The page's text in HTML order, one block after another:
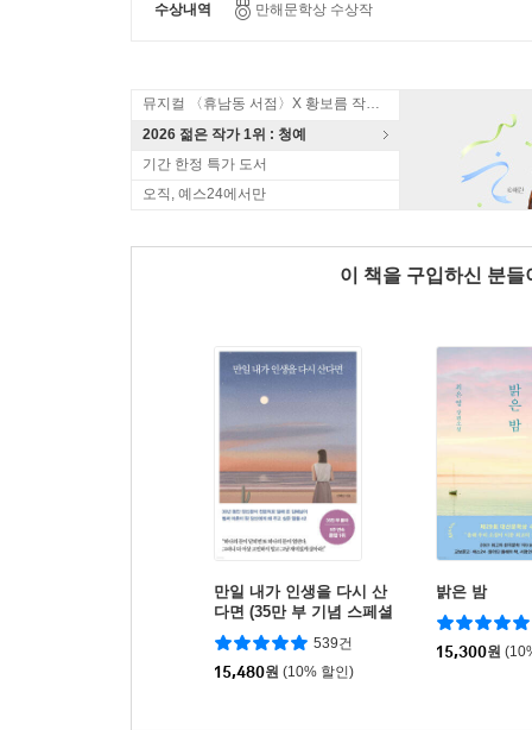
수상내역 만해문학상 수상작
뮤지컬 〈휴남동 서점〉X 황보름 작가 북토크
2026 젊은 작가 1위 : 청예
기간 한정 특가 도서
오직, 예스24에서만
이 책을 구입하신 분
만일 내가 인생을 다시 산
다면 (35만 부 기념 스페셜
에디션)
539건
15,480원 (10% 할인)
밝은 밤
15,300원